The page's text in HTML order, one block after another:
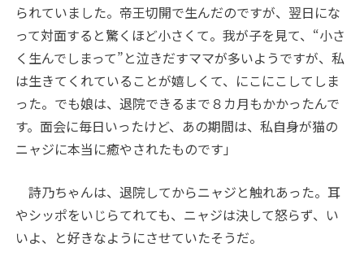
られていました。帝王切開で生んだのですが、翌日にな
って対面すると驚くほど小さくて。我が子を見て、“小さ
く生んでしまって”と泣きだすママが多いようですが、私
は生きてくれていることが嬉しくて、にこにこしてしま
った。でも娘は、退院できるまで８カ月もかかったんで
す。面会に毎日いったけど、あの期間は、私自身が猫の
ニャジに本当に癒やされたものです」
詩乃ちゃんは、退院してからニャジと触れあった。耳
やシッポをいじらてれても、ニャジは決して怒らず、い
いよ、と好きなようにさせていたそうだ。